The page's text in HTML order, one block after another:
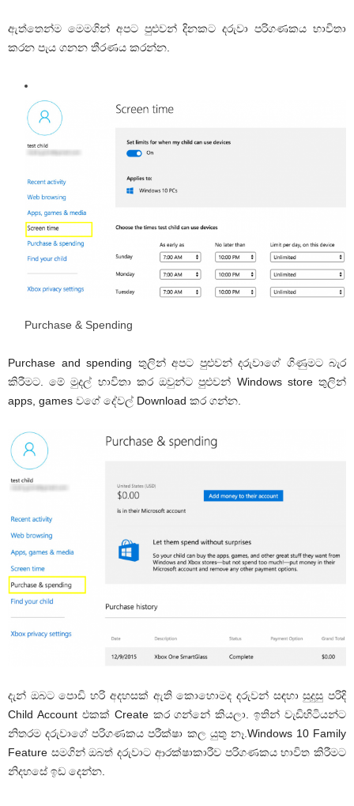
ඇත්තෙන්ම මෙමගින් අපට පුළුවන් දිනකට දරුවා පරිගණකය භාවිතා
කරන පැය ගනන තීරණය කරන්න.
Purchase & Spending
Purchase and spending තුලින් අපට පුළුවන් දරුවාගේ ගිණුමට බැර
කිරීමට. මේ මුදල් භාවිතා කර ඔවුන්ට පුළුවන් Windows store තුලින්
apps, games වගේ දේවල් Download කර ගන්න.
දැන් ඔබට පොඩි හරි අදහසක් ඇති කොහොමද දරුවන් සඳහා සුදුසු පරිදි
Child Account එකක් Create කර ගන්නේ කියලා. ඉතින් වැඩිහිටියන්ට
නිතරම දරුවාගේ පරිගණකය පරීක්ෂා කල යුතු නෑ.Windows 10 Family
Feature සමගින් ඔබත් දරුවාට ආරක්ෂාකාරීව පරිගණකය භාවිත කිරීමට
නිදහසේ ඉඩ දෙන්න.